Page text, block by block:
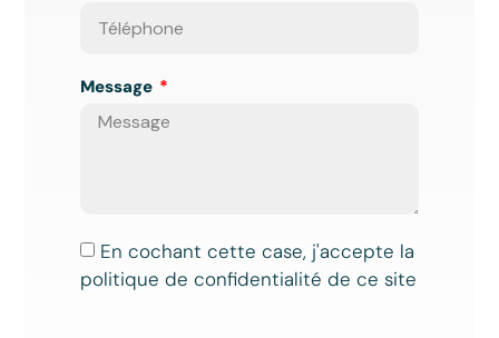
Message
En cochant cette case, j'accepte la
politique de confidentialité de ce site